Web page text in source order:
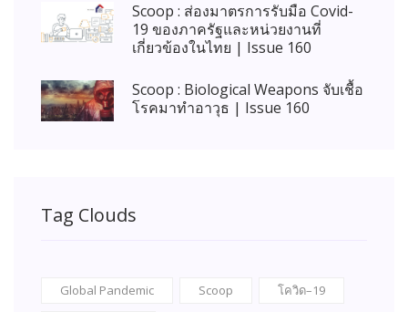
Scoop : ส่องมาตรการรับมือ Covid-
19 ของภาครัฐและหน่วยงานที่
เกี่ยวข้องในไทย | Issue 160
Scoop : Biological Weapons จับเชื้อ
โรคมาทำอาวุธ | Issue 160
Tag Clouds
Global Pandemic Scoop โควิด–19